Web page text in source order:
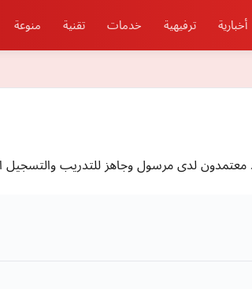
أخبارية ترفيهية خدمات تقنية منوعة
معتمدون لدى مرسول وجاهز للتدريب والتسجيل